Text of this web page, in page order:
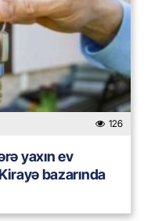
126
yaxın ev
bazarında